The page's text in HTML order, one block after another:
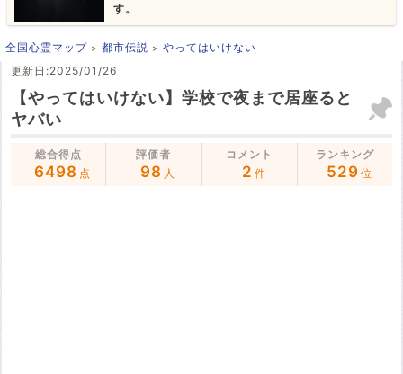
す。
全国心霊マップ 都市伝説
やってはいけない
更新日:2025/01/26
【やってはいけない】学校で夜まで居座ると
ヤバい
総合得点
6498 点
評価者
98 人
コメント
2 件
ランキング
529 位